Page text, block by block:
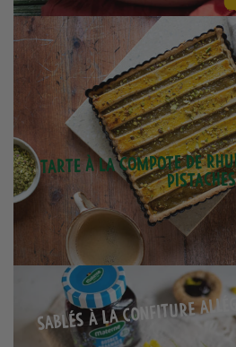
Tarte à la compote de
pistaches
Sablés à la confiture